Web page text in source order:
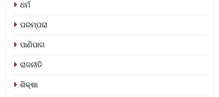
ଧର୍ମ
ପରମ୍ପରା
ପାଣିପାଗ
ରାଜନୀତି
ଶିକ୍ଷା